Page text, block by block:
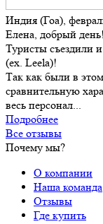
Индия (Гоа),
Елена, добрый день!
Туристы съездили
(ex. Leela)!
Так как были в
сравнительную
весь персонал...
Подробнее
Все отзывы
Почему мы?
О компании
Наша команда
Отзывы
Где купить